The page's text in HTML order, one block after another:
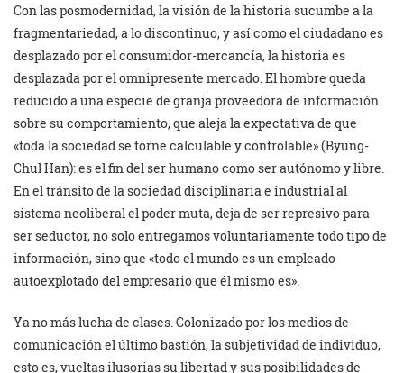
Con las posmodernidad, la visión de la historia sucumbe a la
fragmentariedad, a lo discontinuo, y así como el ciudadano es
desplazado por el consumidor-mercancía, la historia es
desplazada por el omnipresente mercado. El hombre queda
reducido a una especie de granja proveedora de información
sobre su comportamiento, que aleja la expectativa de que
«toda la sociedad se torne calculable y controlable» (Byung-
Chul Han): es el fin del ser humano como ser autónomo y libre.
En el tránsito de la sociedad disciplinaria e industrial al
sistema neoliberal el poder muta, deja de ser represivo para
ser seductor, no solo entregamos voluntariamente todo tipo de
información, sino que «todo el mundo es un empleado
autoexplotado del empresario que él mismo es».
Ya no más lucha de clases. Colonizado por los medios de
comunicación el último bastión, la subjetividad de individuo,
esto es, vueltas ilusorias su libertad y sus posibilidades de